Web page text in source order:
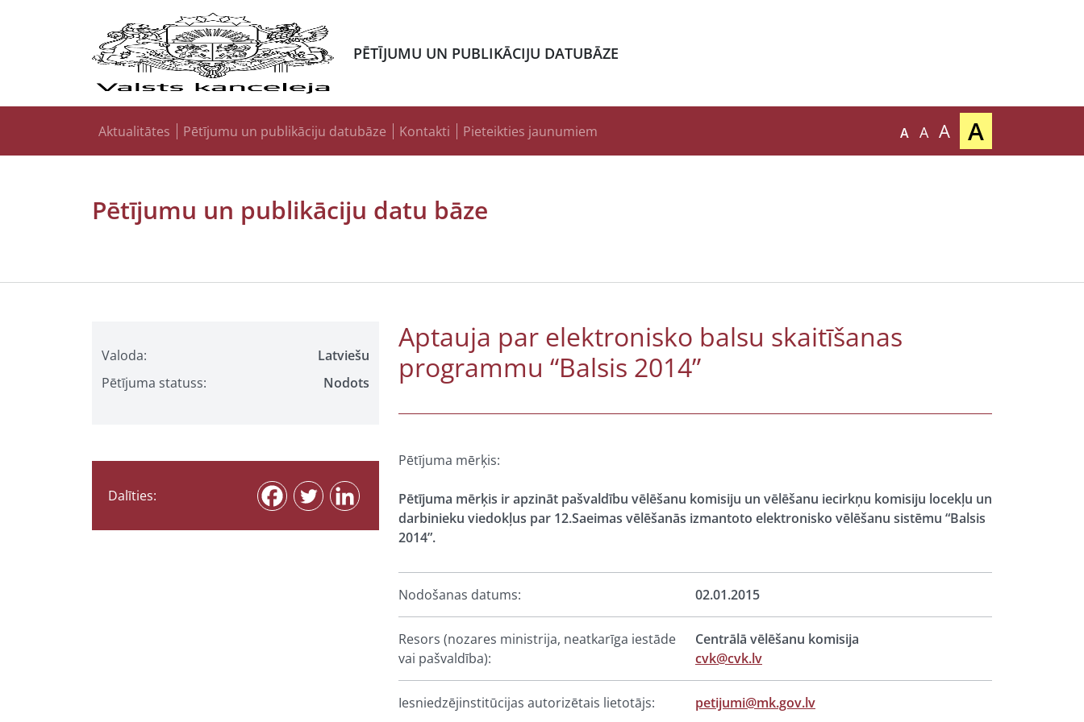
PĒTĪJUMU UN PUBLIKĀCIJU DATUBĀZE
Aktualitātes Pētījumu un publikāciju datubāze Kontakti Pieteikties jaunumiem A A A A
Pētījumu un publikāciju datu bāze
Valoda:
Latviešu
Pētījuma statuss:
Nodots
Dalīties:
Aptauja par elektronisko balsu skaitīšanas
programmu “Balsis 2014”
Pētījuma mērķis:
Pētījuma mērķis ir apzināt pašvaldību vēlēšanu komisiju un vēlēšanu iecirkņu komisiju locekļu un
darbinieku viedokļus par 12.Saeimas vēlēšanās izmantoto elektronisko vēlēšanu sistēmu “Balsis
2014”.
Nodošanas datums: 02.01.2015
Resors (nozares ministrija, neatkarīga iestāde
vai pašvaldība):
Centrālā vēlēšanu komisija
cvk@cvk.lv
Iesniedzējinstitūcijas autorizētais lietotājs: petijumi@mk.gov.lv